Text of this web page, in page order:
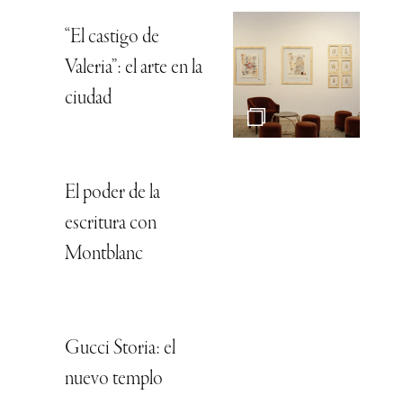
“El castigo de
Valeria”: el arte en la
ciudad
El poder de la
escritura con
Montblanc
Gucci Storia: el
nuevo templo